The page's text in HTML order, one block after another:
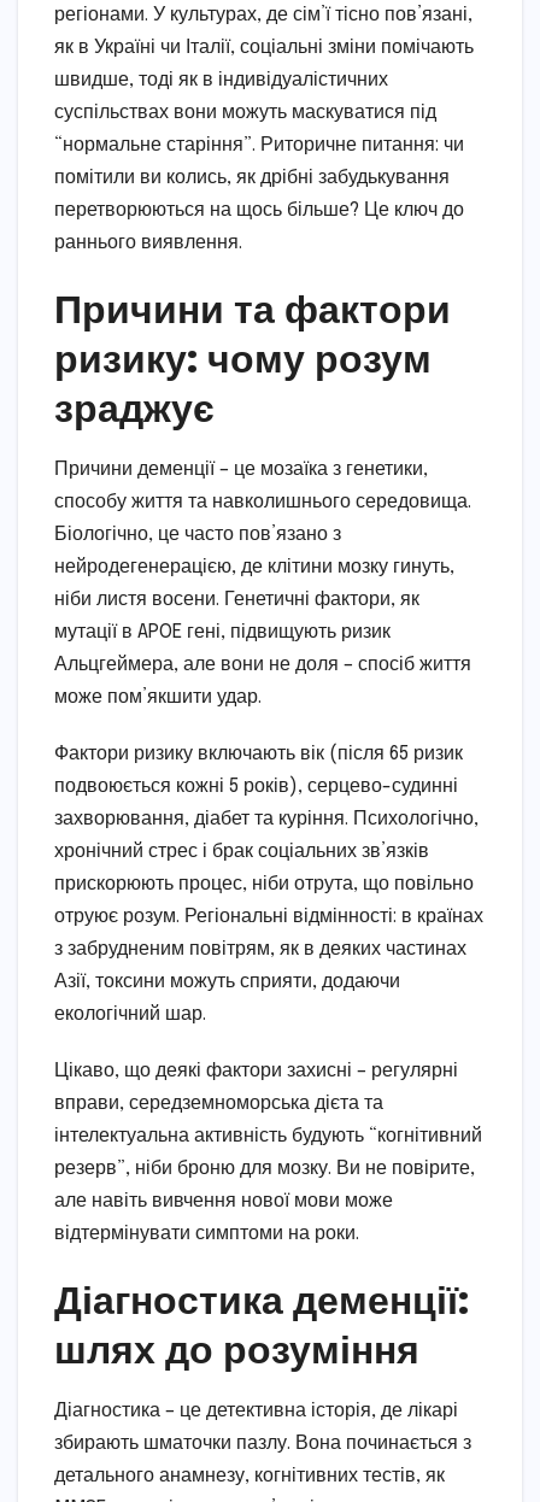
регіонами. У культурах, де сім’ї тісно пов’язані,
як в Україні чи Італії, соціальні зміни помічають
швидше, тоді як в індивідуалістичних
суспільствах вони можуть маскуватися під
“нормальне старіння”. Риторичне питання: чи
помітили ви колись, як дрібні забудькування
перетворюються на щось більше? Це ключ до
раннього виявлення.
Причини та фактори
ризику: чому розум
зраджує
Причини деменції – це мозаїка з генетики,
способу життя та навколишнього середовища.
Біологічно, це часто пов’язано з
нейродегенерацією, де клітини мозку гинуть,
ніби листя восени. Генетичні фактори, як
мутації в APOE гені, підвищують ризик
Альцгеймера, але вони не доля – спосіб життя
може пом’якшити удар.
Фактори ризику включають вік (після 65 ризик
подвоюється кожні 5 років), серцево-судинні
захворювання, діабет та куріння. Психологічно,
хронічний стрес і брак соціальних зв’язків
прискорюють процес, ніби отрута, що повільно
отруює розум. Регіональні відмінності: в країнах
з забрудненим повітрям, як в деяких частинах
Азії, токсини можуть сприяти, додаючи
екологічний шар.
Цікаво, що деякі фактори захисні – регулярні
вправи, середземноморська дієта та
інтелектуальна активність будують “когнітивний
резерв”, ніби броню для мозку. Ви не повірите,
але навіть вивчення нової мови може
відтермінувати симптоми на роки.
Діагностика деменції:
шлях до розуміння
Діагностика – це детективна історія, де лікарі
збирають шматочки пазлу. Вона починається з
детального анамнезу, когнітивних тестів, як